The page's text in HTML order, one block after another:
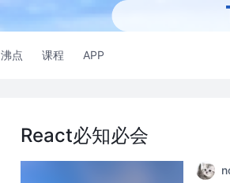
沸点 课程 APP
React必知必会